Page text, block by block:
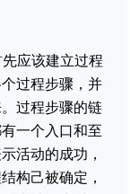
应该建立过程
过程步骤，并
过程步骤的链
一个入口和至
活动的成功，
构己被确定，